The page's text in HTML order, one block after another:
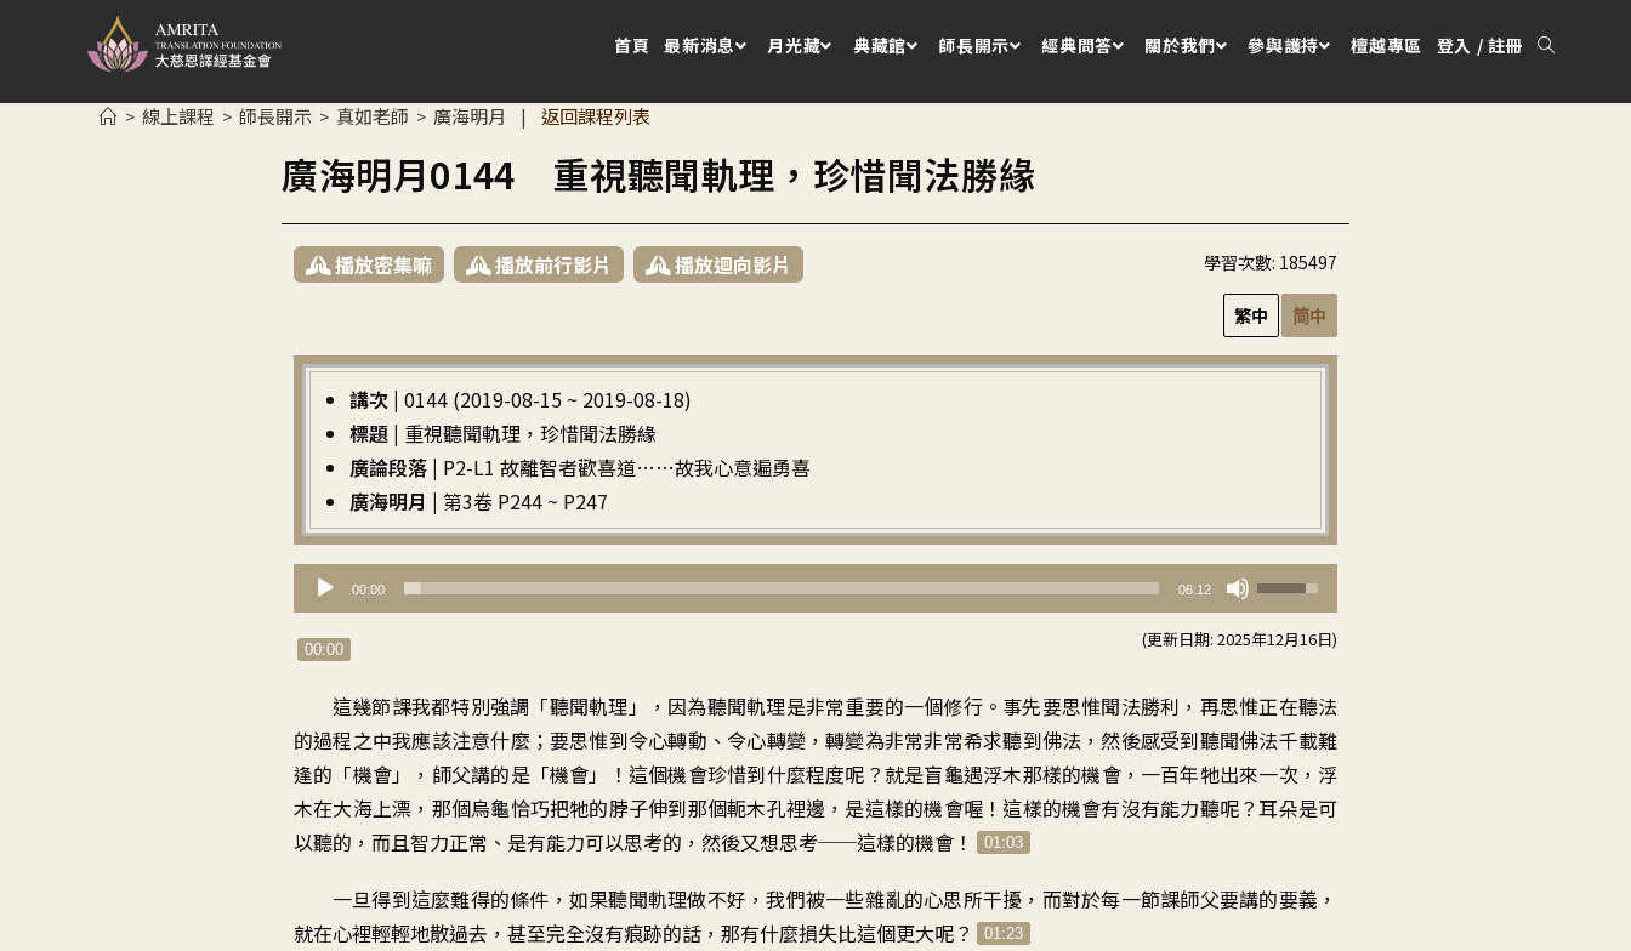
首頁 最新消息 月光藏 典藏館 師長開示 經典問答 關於我們 參與護持 檀越專區 登入 / 註冊
> 線上課程 > 師長開示 > 真如老師 > 廣海明月 | 返回課程列表
廣海明月0144 重視聽聞軌理，珍惜聞法勝緣
播放密集嘛 播放前行影片 播放迴向影片 學習次數: 185497
繁中 简中
講次 | 0144 (2019-08-15 ~ 2019-08-18)
標題 | 重視聽聞軌理，珍惜聞法勝緣
廣論段落 | P2-L1 故離智者歡喜道……故我心意遍勇喜
廣海明月 | 第3卷 P244 ~ P247
訊
播
00:00 06:12
使
用
向
向
下
鍵
以
(更新日期: 2025年12月16日)
00:00
這幾節課我都特別強調「聽聞軌理」， 因為聽聞軌理是非常重要的一個修行。 事先要思惟聞法勝利 ， 再思惟正在聽法
的過程之中我應該注意什麼 ； 要思惟到令心轉動、令心轉變 ，轉變為非常非常希求聽到佛法 ，然後感受到聽聞佛法千載難
逢的「機會」， 師父講的是「機會」！ 這個機會珍惜到什麼程度呢 ？就是盲龜遇浮木那樣的機會， 一百年牠出來一次 ， 浮
木在大海上漂 ， 那個烏龜恰巧把牠的脖子伸到那個軛木孔裡邊 ， 是這樣的機會喔 ！ 這樣的機會有沒有能力聽呢？耳朵是可
以聽的 ， 而且智力正常 、 是有能力可以思考的 ， 然後又想思考──這樣的機會 ！ 01:03
一旦得到這麼難得的條件 ， 如果聽聞軌理做不好 ，我們被一些雜亂的心思所干擾 ， 而對於每一節課師父要講的要義 ，
就在心裡輕輕地散過去 ， 甚至完全沒有痕跡的話 ， 那有什麼損失比這個更大呢？ 01:23